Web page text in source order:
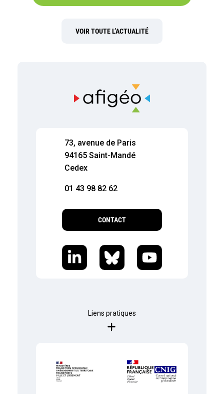
VOIR TOUTE L’ACTUALITÉ
73, avenue de Paris
94165 Saint-Mandé
Cedex
01 43 98 82 62
CONTACT
Liens pratiques